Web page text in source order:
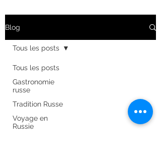
Blog
Tous les posts
Gastronomie
russe
Tradition Russe
Voyage en
Russie
Tous les posts